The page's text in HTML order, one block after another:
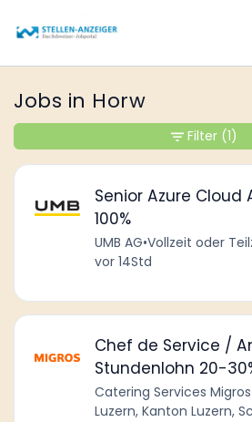
Jobs in Horw
Senior Azure Cloud
100%
UMB AG•Vollzeit oder
vor 14Std
Chef de Service /
Stundenlohn 20-
Catering Services Migros
Luzern, Kanton Luzern,
Filter (1)